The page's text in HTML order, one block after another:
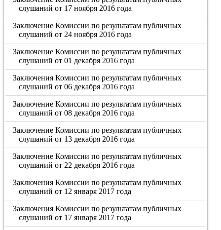
слушаний от 17 ноября 2016 года
Заключение Комиссии по результатам публичных
слушаний от 24 ноября 2016 года
Заключение Комиссии по результатам публичных
слушаний от 01 декабря 2016 года
Заключения Комиссии по результатам публичных
слушаний от 06 декабря 2016 года
Заключение Комиссии по результатам публичных
слушаний от 08 декабря 2016 года
Заключение Комиссии по результатам публичных
слушаний от 13 декабря 2016 года
Заключение Комиссии по результатам публичных
слушаний от 22 декабря 2016 года
Заключения Комиссии по результатам публичных
слушаний от 12 января 2017 года
Заключения Комиссии по результатам публичных
слушаний от 17 января 2017 года